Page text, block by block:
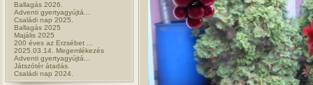
Ballagás 2026.
Adventi gyertyagyújtá...
Családi nap 2025.
Ballagás 2025
Majális 2025
200 éves az Erzsébet ...
2025.03.14. Megemlékezés
Adventi gyertyagyújtá...
Játszótér átadás.
Családi nap 2024.